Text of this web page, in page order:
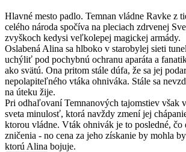
Hlavné mesto padlo. Temnan vládne Ravke z
celého národa spočíva na pleciach zdrvenej
zvyškoch kedysi veľkolepej magickej armády.
Oslabená Alina sa hlboko v starobylej sieti
uchýliť pod pochybnú ochranu aparáta a
ako svätú. Ona pritom stále dúfa, že sa jej
nepolapiteľného vtáka ohniváka. Stále sa
na úteku žije.
Pri odhaľovaní Temnanových tajomstiev však
sveta minulosť, ktorá navždy zmení jej
ktorou vládne. Vták ohnivák je to posledné, čo
zničenia - no cena za jeho získanie by mohla
ktorú Alina bojuje.